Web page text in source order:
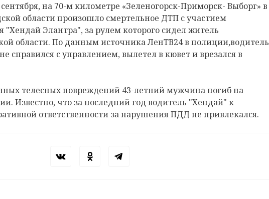
сентября, на 70-м километре «Зеленогорск-Приморск- Выборг» в
области произошло смертельное ДТП с участием
"Хендай Элантра", за рулем которого сидел житель
области. По данным источника ЛенТВ24 в полиции,водитель
справился с управлением, вылетел в кювет и врезался в
телесных повреждений 43-летний мужчина погиб на
Известно, что за последний год водитель "Хендай" к
ответственности за нарушения ПДД не привлекался.